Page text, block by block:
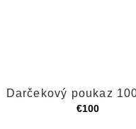
produktu
Darčekový poukaz
€100